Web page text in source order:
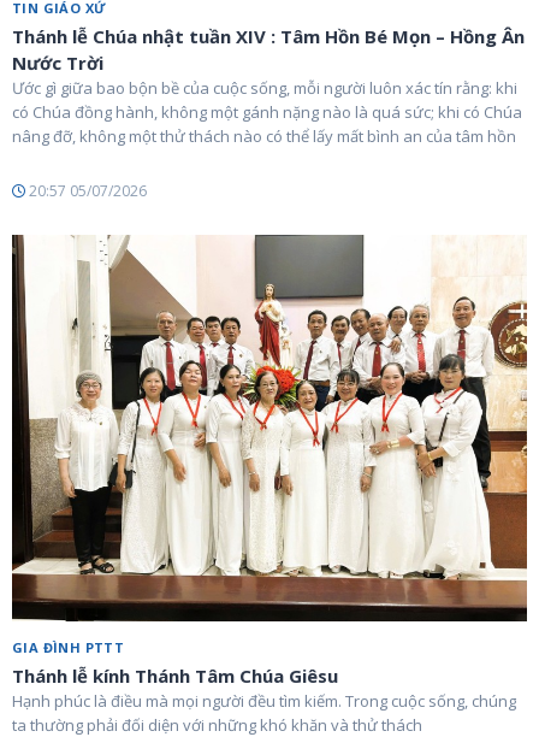
TIN GIÁO XỨ
Thánh lễ Chúa nhật tuần XIV : Tâm Hồn Bé Mọn – Hồng Ân
Nước Trời
Ước gì giữa bao bộn bề của cuộc sống, mỗi người luôn xác tín rằng: khi
có Chúa đồng hành, không một gánh nặng nào là quá sức; khi có Chúa
nâng đỡ, không một thử thách nào có thể lấy mất bình an của tâm hồn
20:57 05/07/2026
GIA ĐÌNH PTTT
Thánh lễ kính Thánh Tâm Chúa Giêsu
Hạnh phúc là điều mà mọi người đều tìm kiếm. Trong cuộc sống, chúng
ta thường phải đối diện với những khó khăn và thử thách